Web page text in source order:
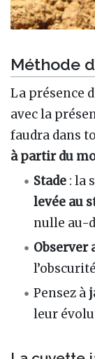
Méthode
La présence
avec la
faudra dans
à partir du
Stade : la
levée au
nulle au-
Observer
Pensez à
leur